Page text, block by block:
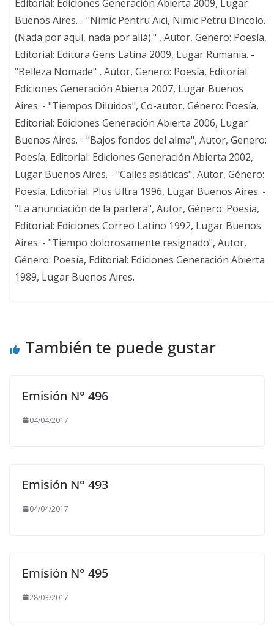
Editorial: Ediciones Generación Abierta 2009, Lugar
Buenos Aires. - "Nimic Pentru Aici, Nimic Petru Dincolo.
(Nada por aquí, nada por allá)." , Autor, Genero: Poesía,
Editorial: Editura Gens Latina 2009, Lugar Rumania. -
"Belleza Nomade" , Autor, Genero: Poesía, Editorial:
Ediciones Generación Abierta 2007, Lugar Buenos
Aires. - "Tiempos Diluidos", Co-autor, Género: Poesía,
Editorial: Ediciones Generación Abierta 2006, Lugar
Buenos Aires. - "Bajos fondos del alma", Autor, Genero:
Poesía, Editorial: Ediciones Generación Abierta 2002,
Lugar Buenos Aires. - "Calles asiáticas", Autor, Género:
Poesía, Editorial: Plus Ultra 1996, Lugar Buenos Aires. -
"La anunciación de la partera", Autor, Género: Poesía,
Editorial: Ediciones Correo Latino 1992, Lugar Buenos
Aires. - "Tiempo dolorosamente resignado", Autor,
Género: Poesía, Editorial: Ediciones Generación Abierta
1989, Lugar Buenos Aires.
También te puede gustar
Emisión N° 496
04/04/2017
Emisión N° 493
04/04/2017
Emisión N° 495
28/03/2017